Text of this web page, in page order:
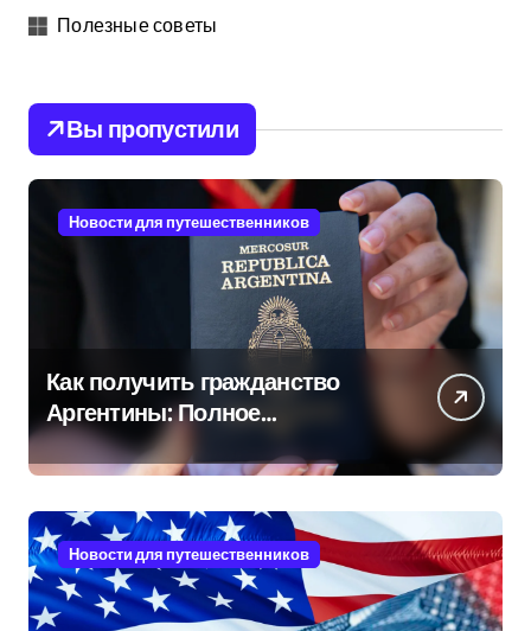
Полезные советы
Вы пропустили
Новости для путешественников
Как получить гражданство
Аргентины: Полное
руководство
Новости для путешественников